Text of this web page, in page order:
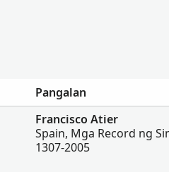
Pangalan
Francisco Atier
Spain, Mga Record ng
1307-2005